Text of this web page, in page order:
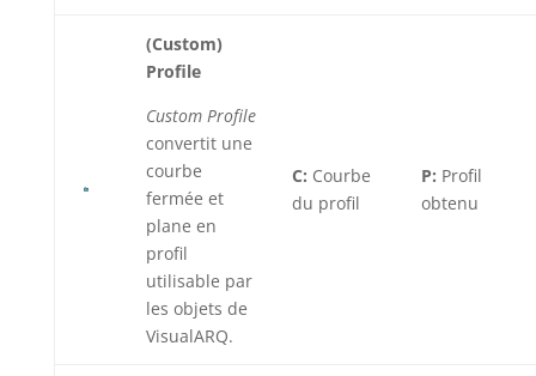
(Custom)
Profile
Custom Profile
convertit une
courbe
fermée et
plane en
profil
utilisable par
les objets de
VisualARQ.
C: Courbe
du profil
P: Profil
obtenu